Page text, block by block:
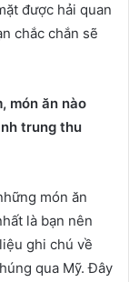
được hải quan
chắc chắn sẽ
món ăn nào
trung thu
món ăn
là bạn nên
ghi chú về
qua Mỹ. Đây